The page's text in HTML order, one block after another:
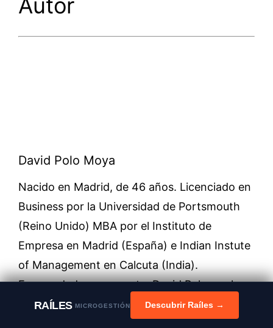
Autor
David Polo Moya
Nacido en Madrid, de 46 años. Licenciado en
Business por la Universidad de Portsmouth
(Reino Unido) MBA por el Instituto de
Empresa en Madrid (España) e Indian Instute
of Management en Calcuta (India).
Emprendedor recurrente, David Polo es el
fundador de Time Management, consultora
RAÍLESMICROGESTIÓN Descubrir Raíles →